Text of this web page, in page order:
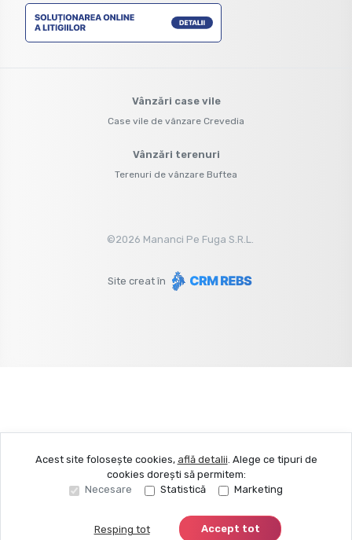
Vânzări case vile
Case vile de vânzare Crevedia
Vânzări terenuri
Terenuri de vânzare Buftea
©2026 Mananci Pe Fuga S.R.L.
Site creat în
Acest site folosește cookies, află detalii. Alege ce tipuri de
cookies dorești să permitem:
Necesare
Statistică Marketing
Resping tot Accept tot